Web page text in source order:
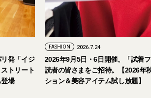
2026.7.24
2026年9月5日・6日開催。「試着フェス®︎」に
読者の皆さまをご招待。【2026年秋冬ファッ
ション＆美容アイテム試し放題】